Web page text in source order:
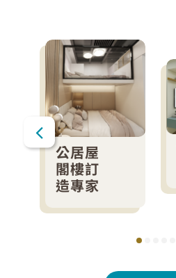
公居屋
閣樓訂
造專家